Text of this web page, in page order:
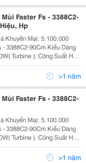
Faster Fs - 3388C2-
Hp
>1 năm
>1 năm